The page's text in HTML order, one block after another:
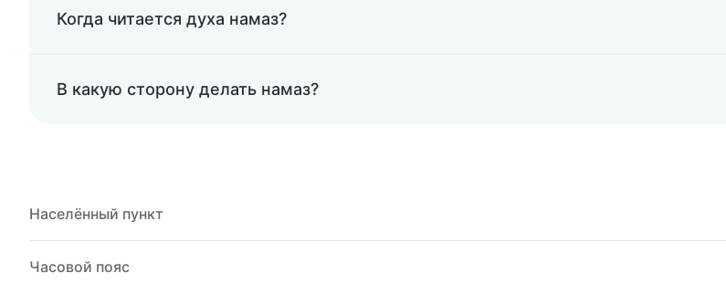
Когда читается духа намаз?
В какую сторону делать намаз?
Населённый пункт
Часовой пояс